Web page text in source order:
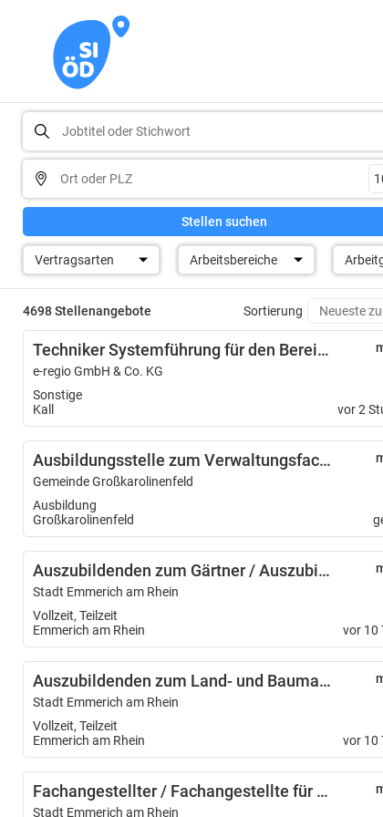
Stellen suchen
Vertragsarten Arbeitsbereiche
4698 Stellenangebote Sortierung
Techniker Systemführung für den Bereich „Netzbetrieb Strom“ (m/w/d)
e-regio GmbH & Co. KG
Sonstige
Kall
vor 2
Ausbildungsstelle zum Verwaltungsfachangestellten (m/w/d)
Gemeinde Großkarolinenfeld
Ausbildung
Großkarolinenfeld
Auszubildenden zum Gärtner / Auszubildende zur Gärtnerin – Fachrichtung Garten- und Landschaftsbau – (m/w/d)
Stadt Emmerich am Rhein
Vollzeit, Teilzeit
Emmerich am Rhein
vor 10
Auszubildenden zum Land- und Baumaschinenmechatroniker/ Auszubildende zur Land- und Baumaschinenmechatronikerin (m/w/d)
Stadt Emmerich am Rhein
Vollzeit, Teilzeit
Emmerich am Rhein
vor 10
Fachangestellter / Fachangestellte für Medien- und Informationsdienste - Fachrichtung Bibliothek (m/w/d)
Stadt Emmerich am Rhein